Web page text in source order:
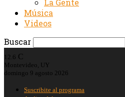
La Gente
Música
Videos
Buscar
12.6 C
Montevideo, UY
domingo 9 agosto 2026
Suscribite al programa